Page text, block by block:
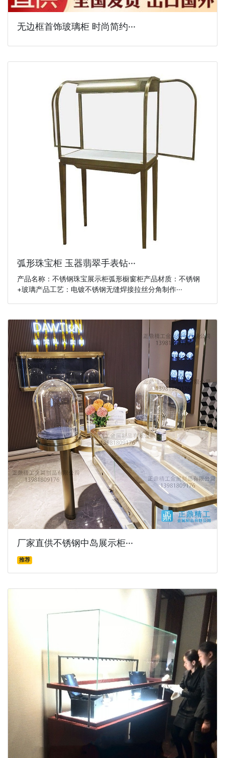
无边框首饰玻璃柜 时尚简约···
弧形珠宝柜 玉器翡翠手表钻···
产品名称：不锈钢珠宝展示柜弧形橱窗柜产品材质：不锈钢
+玻璃产品工艺：电镀不锈钢无缝焊接拉丝分角制作···
厂家直供不锈钢中岛展示柜···
推荐